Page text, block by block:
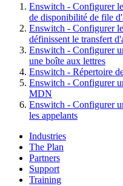
Enswitch - Configurer
de disponibilité de file
Enswitch - Configurer
définissent le transfert
Enswitch - Configurer
une boîte aux lettres
Enswitch - Répertoire
Enswitch - Configurer
MDN
Enswitch - Configurer
les appelants
Industries
The Plan
Partners
Support
Training